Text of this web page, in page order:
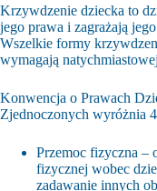
Krzywdzenie dziecka to
jego prawa i zagrażają
Wszelkie formy
wymagają
Konwencja o Prawach
Zjednoczonych wyróżnia
Przemoc fizyczna –
fizycznej wobec
zadawanie innych